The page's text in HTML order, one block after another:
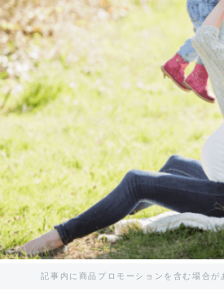
記事内に商品プロモーションを含む場合が